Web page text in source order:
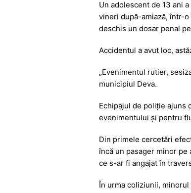
c
e
b
o
o
k
at
s
A
p
p
s
s
e
n
g
er
er
Un adolescent de 13 ani
vineri după-amiază, într-
deschis un dosar penal
Accidentul a avut loc,
„Evenimentul rutier,
municipiul Deva.
Echipajul de poliție ajuns
evenimentului și pentru
Din primele cercetări
încă un pasager minor pe
ce s-ar fi angajat în
În urma coliziunii,